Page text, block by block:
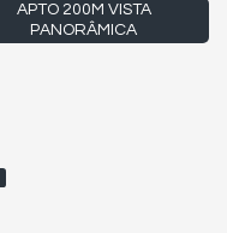
APTO 200M VISTA
PANORÂMICA